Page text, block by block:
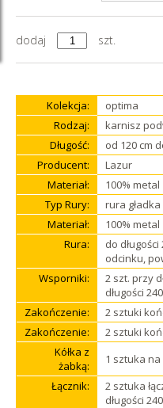
dodaj szt.
Kolekcja:
optima
Rodzaj:
karnisz
Długość:
od 120 cm
Producent:
Lazur
Materiał:
100% metal
Typ Rury:
rura gładka
Materiał:
100% metal
Rura:
do
odcinku,
Wsporniki:
2 szt. przy
długości
Zakończenie:
2 sztuki
Zakończenie:
2 sztuki
Kółka z
żabką:
1 sztuka
Łącznik:
2 sztuka
długości